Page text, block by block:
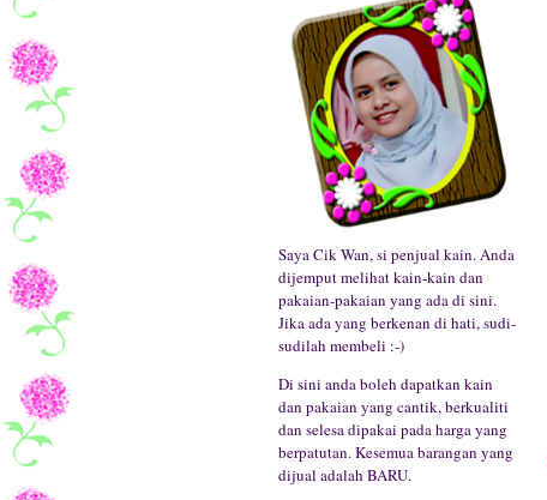
Saya Cik Wan, si penjual kain. Anda
dijemput melihat kain-kain dan
pakaian-pakaian yang ada di sini.
Jika ada yang berkenan di hati, sudi-
sudilah membeli :-)
Di sini anda boleh dapatkan kain
dan pakaian yang cantik, berkualiti
dan selesa dipakai pada harga yang
berpatutan. Kesemua barangan yang
dijual adalah BARU.